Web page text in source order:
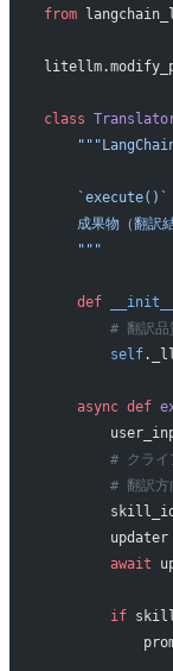
from
class
`execute()`
成果物（翻訳
    """
    def
__init__
# 翻訳品
        self
    async
def
# クライ
# 翻訳方
        updater
        await
        if